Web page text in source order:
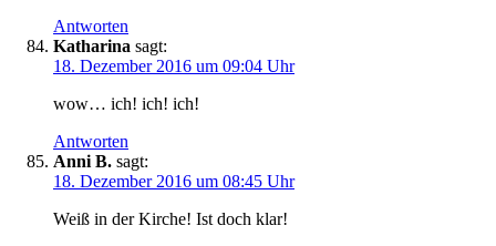
Antworten
Katharina sagt:
18. Dezember 2016 um 09:04 Uhr
wow… ich! ich! ich!
Antworten
Anni B. sagt:
18. Dezember 2016 um 08:45 Uhr
Weiß in der Kirche! Ist doch klar!